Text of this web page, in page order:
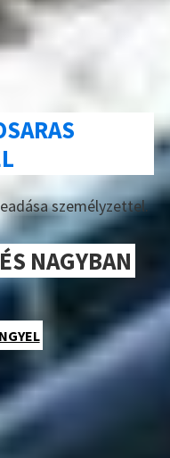
személyzettel.
NAGYBAN